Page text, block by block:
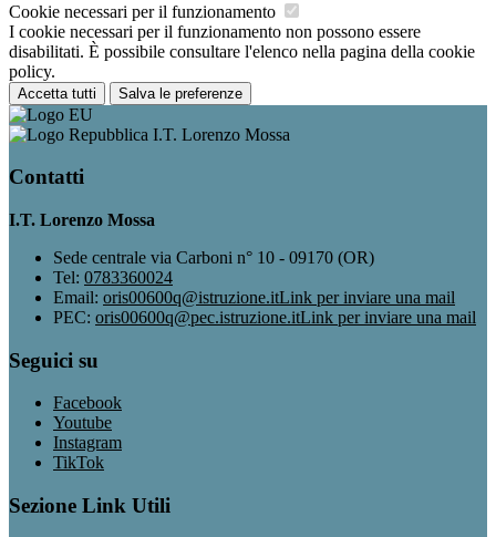
Cookie necessari per il funzionamento
I cookie necessari per il funzionamento non possono essere
disabilitati. È possibile consultare l'elenco nella pagina della cookie
policy.
Accetta tutti Salva le preferenze
I.T. Lorenzo Mossa
Contatti
I.T. Lorenzo Mossa
Sede centrale via Carboni n° 10 - 09170 (OR)
Tel: 0783360024
Email: oris00600q@istruzione.itLink per inviare una mail
PEC: oris00600q@pec.istruzione.itLink per inviare una mail
Seguici su
Facebook
Youtube
Instagram
TikTok
Sezione Link Utili